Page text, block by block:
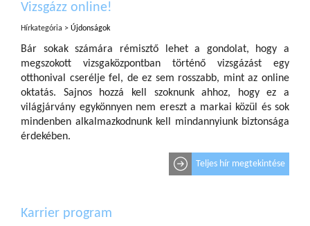
Vizsgázz online!
Hírkategória > Újdonságok
Bár sokak számára rémisztő lehet a gondolat, hogy a
megszokott vizsgaközpontban történő vizsgázást egy
otthonival cserélje fel, de ez sem rosszabb, mint az online
oktatás. Sajnos hozzá kell szoknunk ahhoz, hogy ez a
világjárvány egykönnyen nem ereszt a markai közül és sok
mindenben alkalmazkodnunk kell mindannyiunk biztonsága
érdekében.
Teljes hír megtekintése
Karrier program